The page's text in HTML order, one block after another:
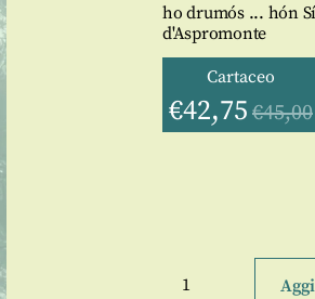
ho drumós ... hón
d'Aspromonte
Cartaceo
€42,75 €45,00
Silva